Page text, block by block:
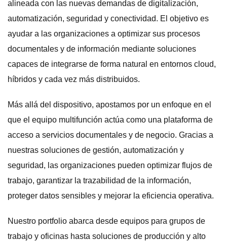
alineada con las nuevas demandas de digitalización,
automatización, seguridad y conectividad. El objetivo es
ayudar a las organizaciones a optimizar sus procesos
documentales y de información mediante soluciones
capaces de integrarse de forma natural en entornos cloud,
híbridos y cada vez más distribuidos.
Más allá del dispositivo, apostamos por un enfoque en el
que el equipo multifunción actúa como una plataforma de
acceso a servicios documentales y de negocio. Gracias a
nuestras soluciones de gestión, automatización y
seguridad, las organizaciones pueden optimizar flujos de
trabajo, garantizar la trazabilidad de la información,
proteger datos sensibles y mejorar la eficiencia operativa.
Nuestro portfolio abarca desde equipos para grupos de
trabajo y oficinas hasta soluciones de producción y alto